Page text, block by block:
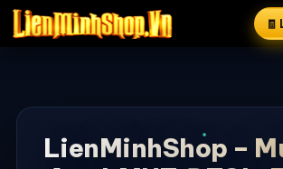
🧾
LienMinhShop –